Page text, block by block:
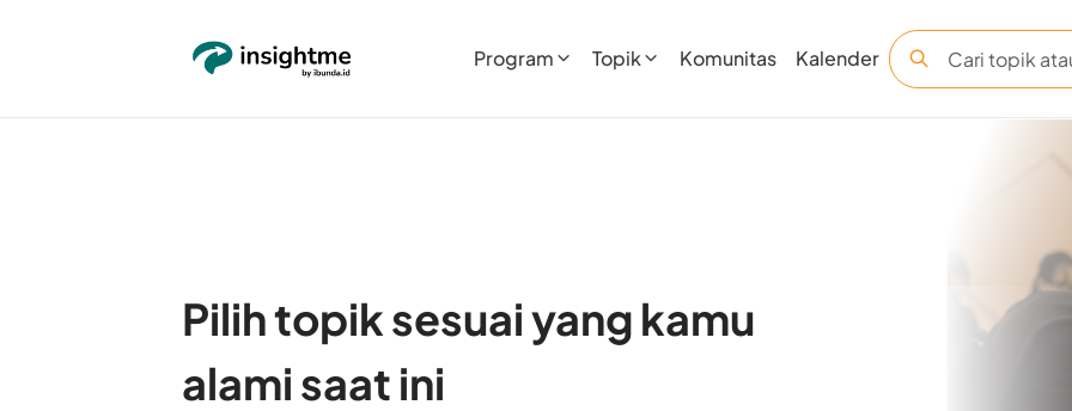
Program Topik Komunitas Kalender
Pilih topik sesuai yang kamu
alami saat ini